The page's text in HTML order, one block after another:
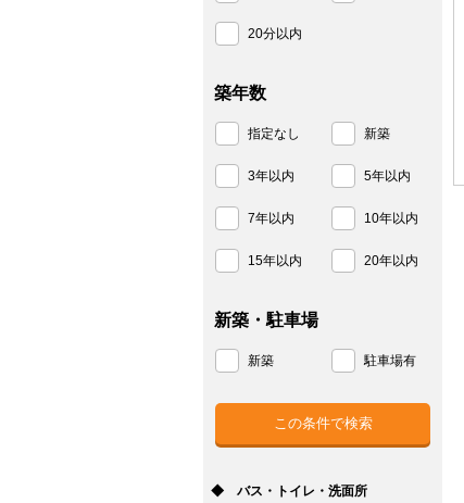
20分以内
築年数
指定なし 新築
3年以内 5年以内
7年以内 10年以内
15年以内 20年以内
新築・駐車場
新築 駐車場有
◆ バス・トイレ・洗面所